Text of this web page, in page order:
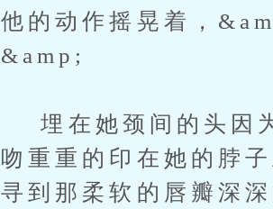
他的动作摇晃着，
&amp;
埋在她颈间的头因
吻重重的印在她的脖
寻到那柔软的唇瓣深